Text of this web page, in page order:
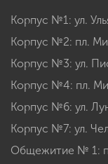
Корпус №1: ул.
Корпус №2: пл.
Корпус №3: ул.
Корпус №4: пл.
Корпус №6: ул.
Корпус №7: ул.
Общежитие № 1: